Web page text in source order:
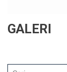
GALERI